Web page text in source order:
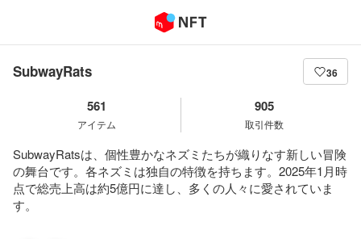
SubwayRats 36
561
アイテム
905
取引件数
SubwayRatsは、個性豊かなネズミたちが織りなす新しい冒険
の舞台です。各ネズミは独自の特徴を持ちます。2025年1月時
点で総売上高は約5億円に達し、多くの人々に愛されていま
す。